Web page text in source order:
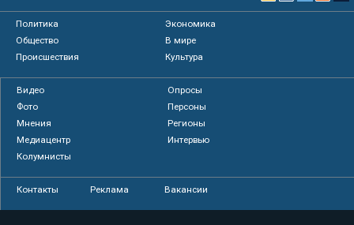
Политика
Экономика
Общество
В мире
Происшествия
Культура
Видео
Опросы
Фото
Персоны
Мнения
Регионы
Медиацентр
Интервью
Колумнисты
Контакты Реклама Вакансии